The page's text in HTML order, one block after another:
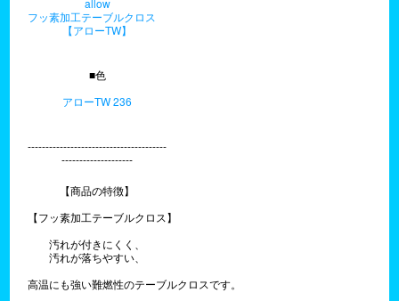
allow
フッ素加工テーブルクロス
【アローTW】
■色
アローTW 236
---------------------------------------
--------------------
【商品の特徴】
【フッ素加工テーブルクロス】
汚れが付きにくく、
汚れが落ちやすい、
高温にも強い難燃性のテーブルクロスです。